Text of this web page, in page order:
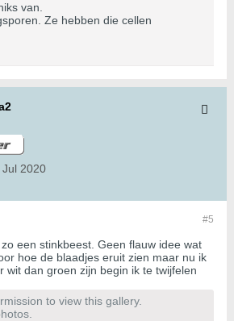
van.
Ze hebben die cellen
Jul 2020
#5
een stinkbeest. Geen flauw idee wat
hoe de blaadjes eruit zien maar nu ik
wit dan groen zijn begin ik te twijfelen
to view this gallery.